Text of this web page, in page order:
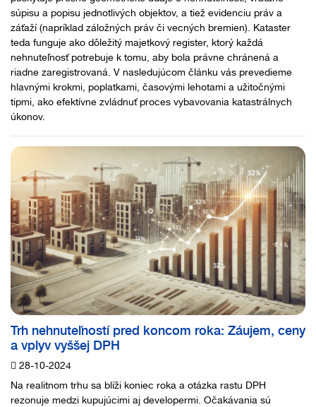
súpisu a popisu jednotlivých objektov, a tiež evidenciu práv a
záťaží (napríklad záložných práv či vecných bremien). Kataster
teda funguje ako dôležitý majetkový register, ktorý každá
nehnuteľnosť potrebuje k tomu, aby bola právne chránená a
riadne zaregistrovaná. V nasledujúcom článku vás prevedieme
hlavnými krokmi, poplatkami, časovými lehotami a užitočnými
tipmi, ako efektívne zvládnuť proces vybavovania katastrálnych
úkonov.
Trh nehnuteľností pred koncom roka: Záujem, ceny
a vplyv vyššej DPH
28-10-2024
Na realitnom trhu sa blíži koniec roka a otázka rastu DPH
rezonuje medzi kupujúcimi aj developermi. Očakávania sú